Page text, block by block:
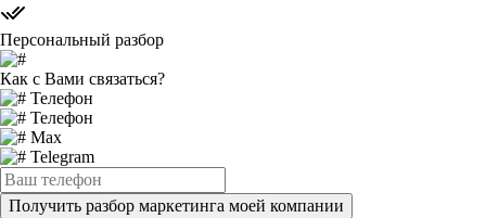
Персональный разбор
Как с Вами связаться?
Телефон
Телефон
Max
Telegram
Получить разбор маркетинга моей компании